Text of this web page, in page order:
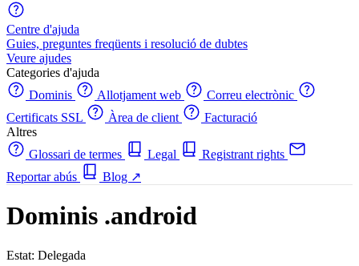
Centre d'ajuda
Guies, preguntes freqüents i resolució de dubtes
Veure ajudes
Categories d'ajuda
Dominis
Allotjament web
Correu electrònic
Certificats SSL
Àrea de client
Facturació
Altres
Glossari de termes
Legal
Registrant rights
Reportar abús
Blog ↗
Dominis .android
Estat: Delegada